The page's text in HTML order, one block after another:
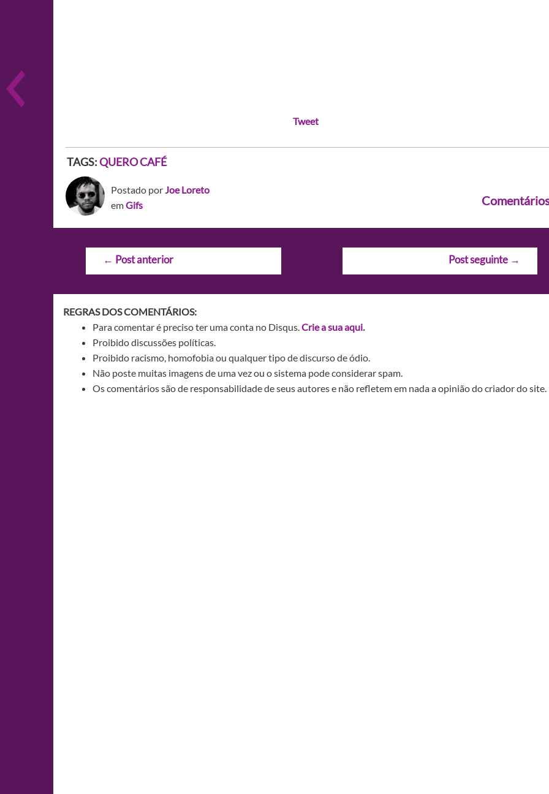
Tweet
TAGS:QUERO CAFÉ
Postado porJoe Loreto
emGifs
Navegação
← Post anterior Post seguinte →
REGRAS DOS COMENTÁRIOS:
Para comentar é preciso ter uma conta no Disqus.Crie a sua aqui.
Proibido discussões políticas.
Proibido racismo, homofobia ou qualquer tipo de discurso de ódio.
Não poste muitas imagens de uma vez ou o sistema pode considerar spam.
Os comentários são de responsabilidade de seus autores e não refletem em nada a opinião do criador do site.